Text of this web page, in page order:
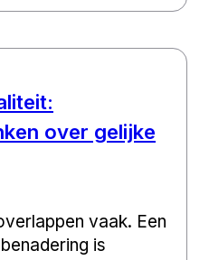
over gelijke
vaak. Een
is